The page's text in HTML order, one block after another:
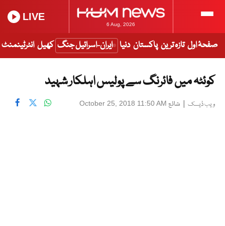
6 Aug, 2026
LIVE
صفحۂ اول تازہ ترین پاکستان دنیا ایران-اسرائیل جنگ کھیل انٹرٹینمنٹ
کوئٹہ میں فائرنگ سے پولیس اہلکار شہید
ویب ڈیسک | شائع October 25, 2018 11:50 AM